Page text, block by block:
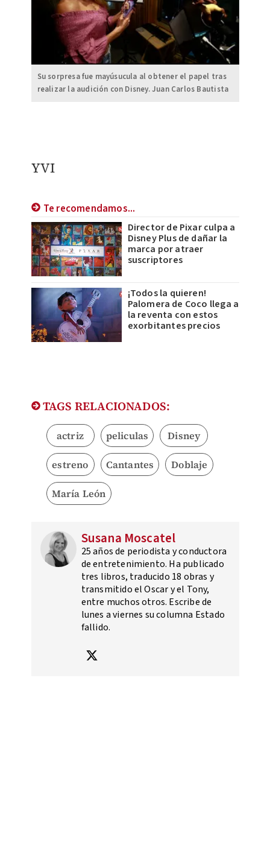
Su sorpresa fue mayúsucula al obtener el papel tras
realizar la audición con Disney. Juan Carlos Bautista
YVI
Te recomendamos...
Director de Pixar culpa a
Disney Plus de dañar la
marca por atraer
suscriptores
¡Todos la quieren!
Palomera de Coco llega a
la reventa con estos
exorbitantes precios
TAGS RELACIONADOS:
actriz peliculas Disney
estreno Cantantes Doblaje
María León
Susana Moscatel
25 años de periodista y conductora
de entretenimiento. Ha publicado
tres libros, traducido 18 obras y
transmitido el Oscar y el Tony,
entre muchos otros. Escribe de
lunes a viernes su columna Estado
fallido.